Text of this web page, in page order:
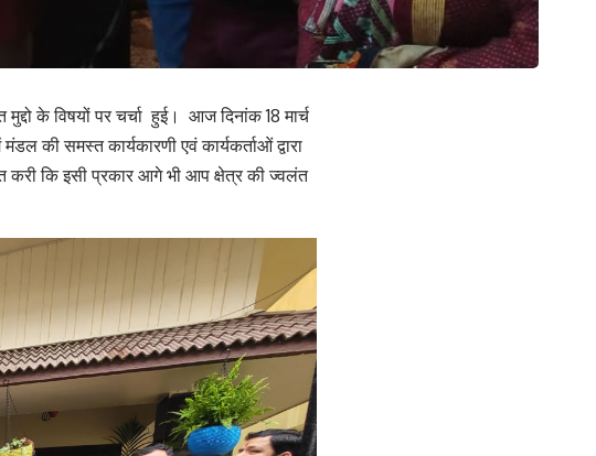
के विषयों पर चर्चा हुई। आज दिनांक 18 मार्च
की समस्त कार्यकारणी एवं कार्यकर्ताओं द्वारा
कि इसी प्रकार आगे भी आप क्षेत्र की ज्वलंत